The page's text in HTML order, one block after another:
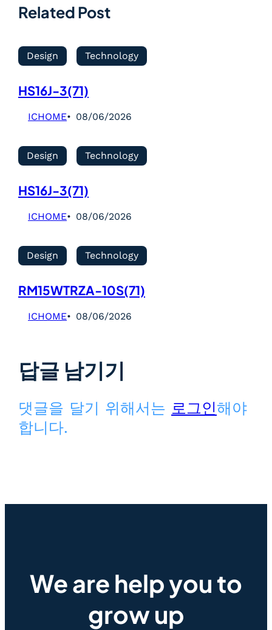
Related Post
Design Technology
HS16J-3(71)
ICHOME 08/06/2026
Design Technology
HS16J-3(71)
ICHOME 08/06/2026
Design Technology
RM15WTRZA-10S(71)
ICHOME 08/06/2026
답글 남기기
댓글을 달기 위해서는 로그인해야
합니다.
We are help you to
grow up